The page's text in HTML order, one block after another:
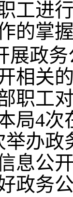
工进
的掌
展政
相关
职工
局4
举办
息公
政务